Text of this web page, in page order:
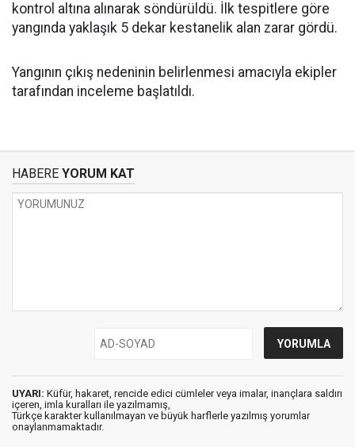
kontrol altına alınarak söndürüldü. İlk tespitlere göre
yangında yaklaşık 5 dekar kestanelik alan zarar gördü.
Yangının çıkış nedeninin belirlenmesi amacıyla ekipler
tarafından inceleme başlatıldı.
HABERE YORUM KAT
UYARI: Küfür, hakaret, rencide edici cümleler veya imalar, inançlara saldırı
içeren, imla kuralları ile yazılmamış,
Türkçe karakter kullanılmayan ve büyük harflerle yazılmış yorumlar
onaylanmamaktadır.